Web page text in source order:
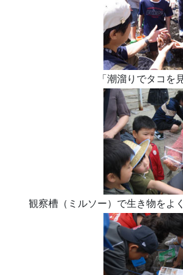
「潮溜りでタコを
観察槽（ミルソー）で生き物をよ